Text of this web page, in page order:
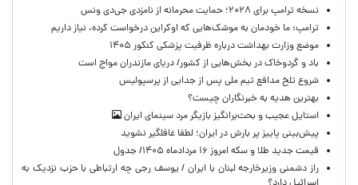
نسخه ترامپ برای ۲۰۲۸؛ حمایت محرمانه از نامزدی جی‌دی ونس
ترامپ: ما خودمان به موشک‌هایی که اوکراین درخواست کرده، نیاز داریم
موضع وزارت بهداشت درباره ظرفیت پزشکی کنکور ۱۴۰۵
باد و گردوخاک در بخش‌هایی از کشور/ دریای مازندران مواج است
شروع تلخ مدافع تیم ملی پس از جدایی از پرسپولیس
بهترین هدیه به خبرنگاران چیست؟
استایل عجیب و بحث‌برانگیز بازیگر مرد سینمای ایران
پیش‌بینی پاییز پر بارش در ایران؛ لطفا غافلگیر نشوید
قیمت جدید طلا و سکه امروز ۱۶ مردادماه ۱۴۰۵/ جدول
راز دشمنی وزیرخارجه لبنان با ایران / یوسف رجی چه ارتباطی با حزب نزدیک به